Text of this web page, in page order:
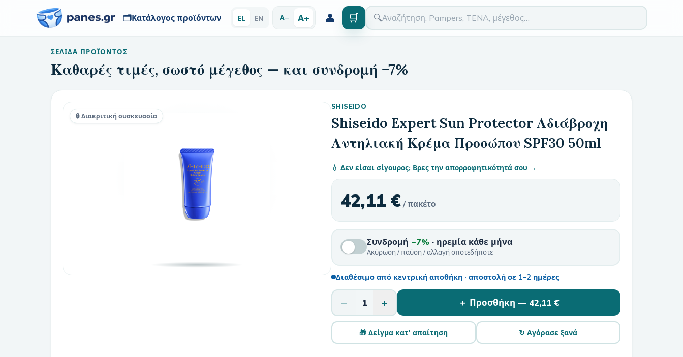
🔍
🗂️Κατάλογος προϊόντων EL EN Α− Α+ 👤 🛒
ΣΕΛΊΔΑ ΠΡΟΪΌΝΤΟΣ
Καθαρές τιμές, σωστό μέγεθος — και συνδρομή −7%
🔒 Διακριτική συσκευασία
SHISEIDO
Shiseido Expert Sun Protector Αδιάβροχη
Αντηλιακή Κρέμα Προσώπου SPF30 50ml
💧 Δεν είσαι σίγουρος; Βρες την απορροφητικότητά σου →
42,11 € / πακέτο
Συνδρομή −7%· ηρεμία κάθε μήνα
Ακύρωση / παύση / αλλαγή οποτεδήποτε
Διαθέσιμο από κεντρική αποθήκη · αποστολή σε 1–2 ημέρες
− 1 + ＋ Προσθήκη — 42,11 €
🎁 Δείγμα κατ' απαίτηση ↻ Αγόρασε ξανά